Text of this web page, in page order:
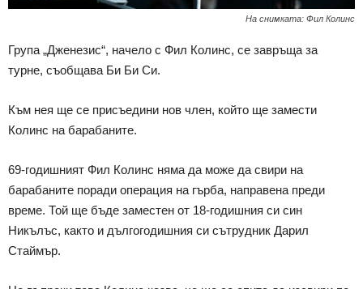
На снимката: Фил Колинс
Група „Дженезис“, начело с Фил Колинс, се завръща за
турне, съобщава Би Би Си.
Към нея ще се присъедини нов член, който ще замести
Колинс на барабаните.
69-годишният Фил Колинс няма да може да свири на
барабаните поради операция на гърба, направена преди
време. Той ще бъде заместен от 18-годишния си син
Никълъс, както и дългогодишния си сътрудник Дарил
Стаймър.